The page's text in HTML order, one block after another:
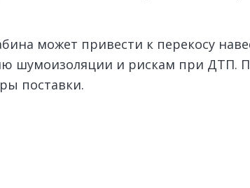
может привести к перекосу
шумоизоляции и рискам при ДТП.
поставки.